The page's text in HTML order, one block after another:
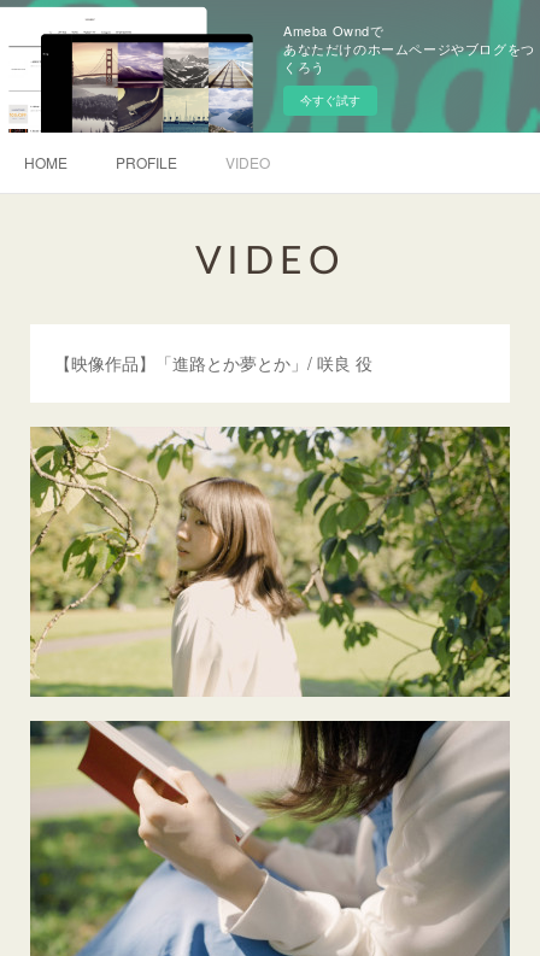
Ameba Owndで
あなただけのホームページやブログをつ
くろう
今すぐ試す
HOME PROFILE VIDEO
VIDEO
【映像作品】「進路とか夢とか」/ 咲良 役